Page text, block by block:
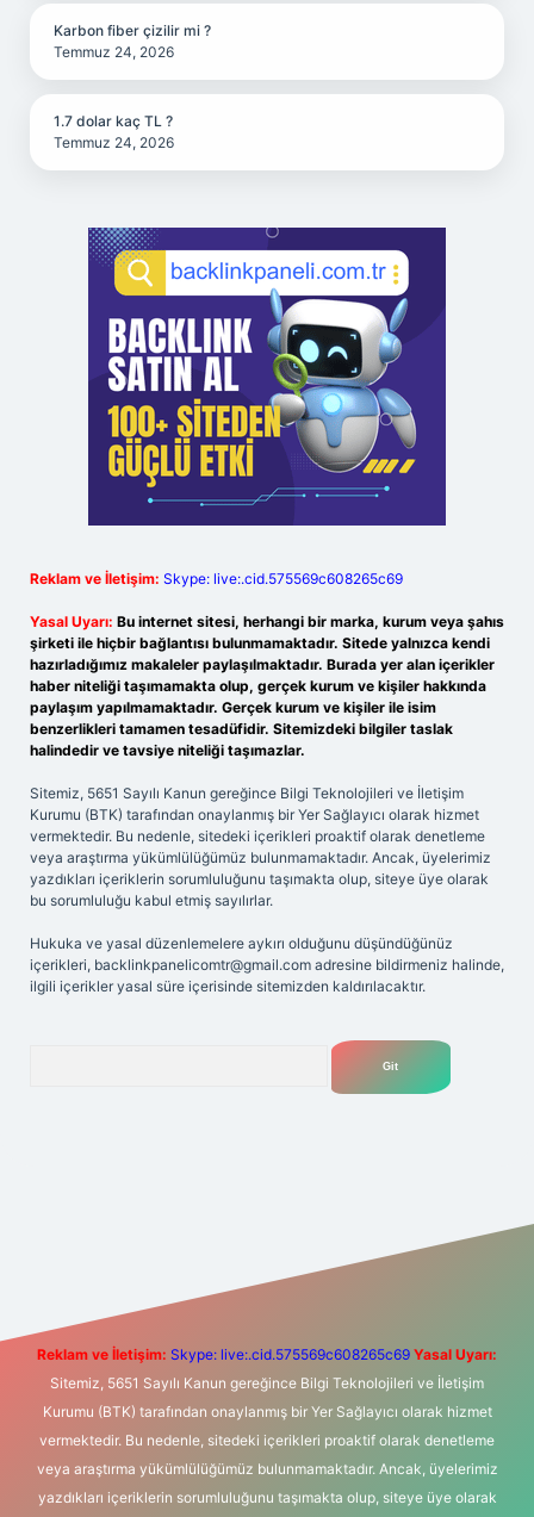
Karbon fiber çizilir mi ?
Temmuz 24, 2026
1.7 dolar kaç TL ?
Temmuz 24, 2026
Reklam ve İletişim: Skype: live:.cid.575569c608265c69
Yasal Uyarı: Bu internet sitesi, herhangi bir marka, kurum veya şahıs
şirketi ile hiçbir bağlantısı bulunmamaktadır. Sitede yalnızca kendi
hazırladığımız makaleler paylaşılmaktadır. Burada yer alan içerikler
haber niteliği taşımamakta olup, gerçek kurum ve kişiler hakkında
paylaşım yapılmamaktadır. Gerçek kurum ve kişiler ile isim
benzerlikleri tamamen tesadüfidir. Sitemizdeki bilgiler taslak
halindedir ve tavsiye niteliği taşımazlar.
Sitemiz, 5651 Sayılı Kanun gereğince Bilgi Teknolojileri ve İletişim
Kurumu (BTK) tarafından onaylanmış bir Yer Sağlayıcı olarak hizmet
vermektedir. Bu nedenle, sitedeki içerikleri proaktif olarak denetleme
veya araştırma yükümlülüğümüz bulunmamaktadır. Ancak, üyelerimiz
yazdıkları içeriklerin sorumluluğunu taşımakta olup, siteye üye olarak
bu sorumluluğu kabul etmiş sayılırlar.
Hukuka ve yasal düzenlemelere aykırı olduğunu düşündüğünüz
içerikleri, backlinkpanelicomtr@gmail.com adresine bildirmeniz halinde,
ilgili içerikler yasal süre içerisinde sitemizden kaldırılacaktır.
m elexbet
Reklam ve İletişim: Skype: live:.cid.575569c608265c69 Yasal Uyarı:
Sitemiz, 5651 Sayılı Kanun gereğince Bilgi Teknolojileri ve İletişim
Kurumu (BTK) tarafından onaylanmış bir Yer Sağlayıcı olarak hizmet
vermektedir. Bu nedenle, sitedeki içerikleri proaktif olarak denetleme
veya araştırma yükümlülüğümüz bulunmamaktadır. Ancak, üyelerimiz
yazdıkları içeriklerin sorumluluğunu taşımakta olup, siteye üye olarak